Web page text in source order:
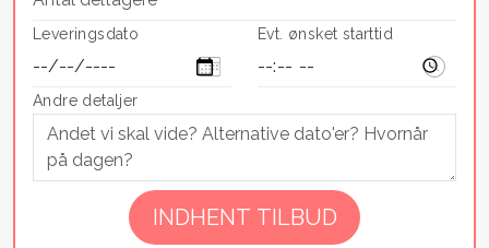
Leveringsdato Evt. ønsket starttid
Andre detaljer